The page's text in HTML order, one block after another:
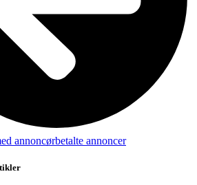
annoncørbetalte annoncer